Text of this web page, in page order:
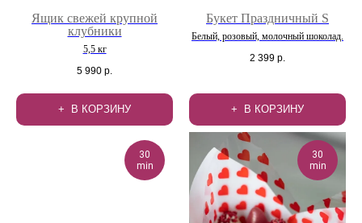
Ящик свежей крупной
клубники
5,5 кг
5 990 р.
В КОРЗИНУ
Букет Праздничный S
Белый, розовый, молочный шоколад.
2 399 р.
В КОРЗИНУ
30
min
30
min